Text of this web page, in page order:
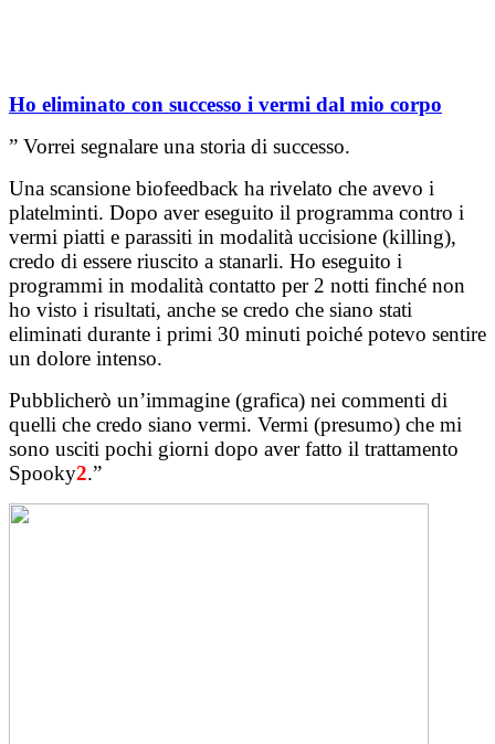
Ho eliminato con successo i vermi dal mio corpo
” Vorrei segnalare una storia di successo.
Una scansione biofeedback ha rivelato che avevo i
platelminti. Dopo aver eseguito il programma contro i
vermi piatti e parassiti in modalità uccisione (killing),
credo di essere riuscito a stanarli. Ho eseguito i
programmi in modalità contatto per 2 notti finché non
ho visto i risultati, anche se credo che siano stati
eliminati durante i primi 30 minuti poiché potevo sentire
un dolore intenso.
Pubblicherò un’immagine (grafica) nei commenti di
quelli che credo siano vermi. Vermi (presumo) che mi
sono usciti pochi giorni dopo aver fatto il trattamento
Spooky2.”